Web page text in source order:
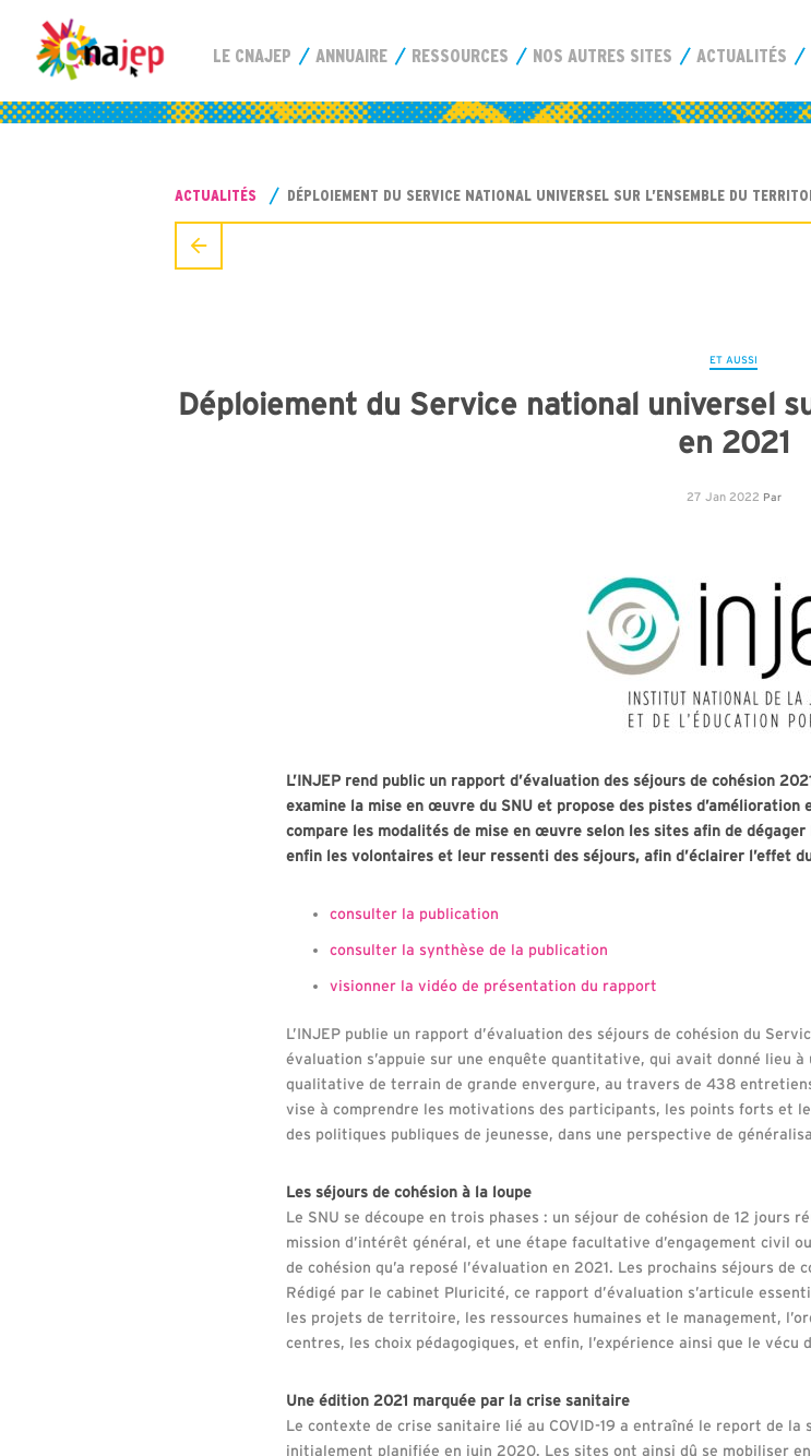
LE CNAJEP ANNUAIRE RESSOURCES NOS AUTRES SITES ACTUALITÉS
ACTUALITÉS DÉPLOIEMENT DU SERVICE NATIONAL UNIVERSEL SUR L’ENSEMBLE DU
ET AUSSI
Déploiement du Service national universel
en 2021
27 Jan 2022 Par
L’INJEP rend public un rapport d’évaluation des séjours de cohésion
examine la mise en œuvre du SNU et propose des pistes
compare les modalités de mise en œuvre selon les sites afin de
enfin les volontaires et leur ressenti des séjours, afin d’éclairer l’effet
consulter la publication
consulter la synthèse de la publication
visionner la vidéo de présentation du rapport
L’INJEP publie un rapport d’évaluation des séjours de cohésion du
évaluation s’appuie sur une enquête quantitative, qui avait donné lieu à
qualitative de terrain de grande envergure, au travers de 438
vise à comprendre les motivations des participants, les points forts et
des politiques publiques de jeunesse, dans une perspective de
Les séjours de cohésion à la loupe
Le SNU se découpe en trois phases : un séjour de cohésion de 12 jours
mission d’intérêt général, et une étape facultative d’engagement civil
de cohésion qu’a reposé l’évaluation en 2021. Les prochains séjours
Rédigé par le cabinet Pluricité, ce rapport d’évaluation s’articule
les projets de territoire, les ressources humaines et le management,
centres, les choix pédagogiques, et enfin, l’expérience ainsi que le vécu
Une édition 2021 marquée par la crise sanitaire
Le contexte de crise sanitaire lié au COVID-19 a entraîné le report de la
initialement planifiée en juin 2020. Les sites ont ainsi dû se mobiliser